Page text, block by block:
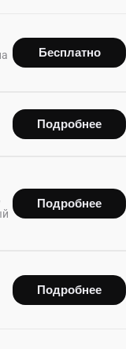
Бесплатно
Подробнее
Подробнее
Подробнее